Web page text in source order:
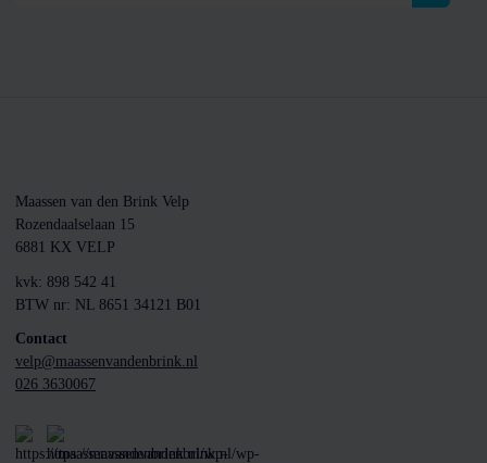
Maassen van den Brink Velp
Rozendaalselaan 15
6881 KX VELP
kvk: 898 542 41
BTW nr: NL 8651 34121 B01
Contact
velp@maassenvandenbrink.nl
026 3630067